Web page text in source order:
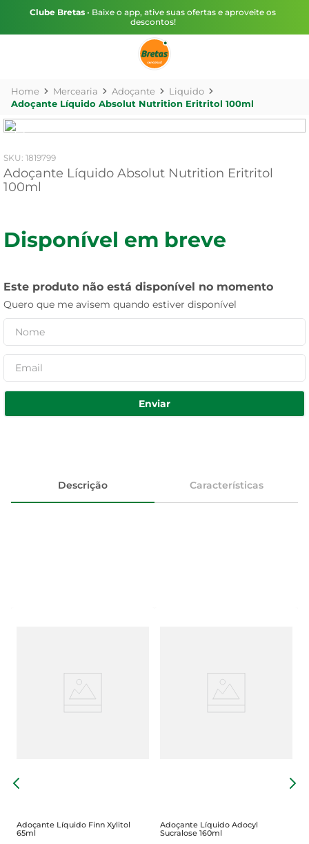
Clube Bretas • Baixe o app, ative suas ofertas e aproveite os
descontos!
Mercearia Adoçante
Liquido
Adoçante Líquido Absolut Nutrition Eritritol 100ml
: 1819799
Adoçante Líquido Absolut Nutrition Eritritol
100ml
Disponível em breve
Este produto não está disponível no momento
Quero que me avisem quando estiver disponível
Enviar
Descrição Características
Adoçante Líquido Finn Xylitol
65ml
Adoçante Líquido Adocyl
Sucralose 160ml